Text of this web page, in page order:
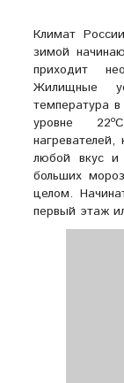
Климат
зимой
приходит
Жилищные
температура
уровне
любой вкус и
больших
целом.
первый этаж